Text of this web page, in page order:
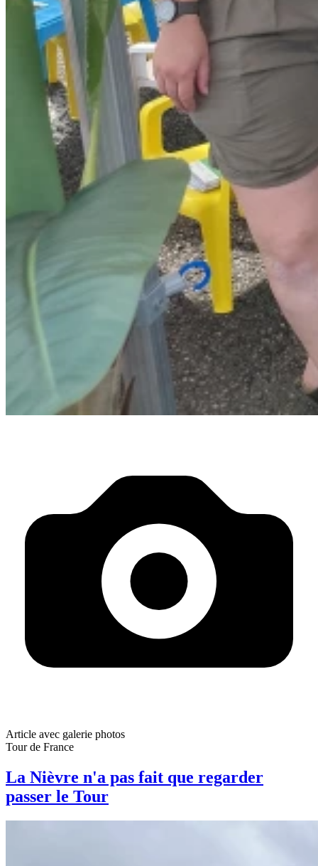
Article avec galerie photos
Tour de France
La Nièvre n'a pas fait que regarder
passer le Tour